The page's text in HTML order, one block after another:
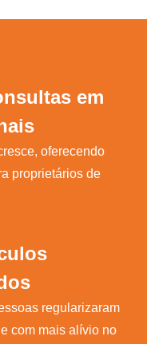
em
oferecendo
proprietários de
regularizaram
com mais alívio no